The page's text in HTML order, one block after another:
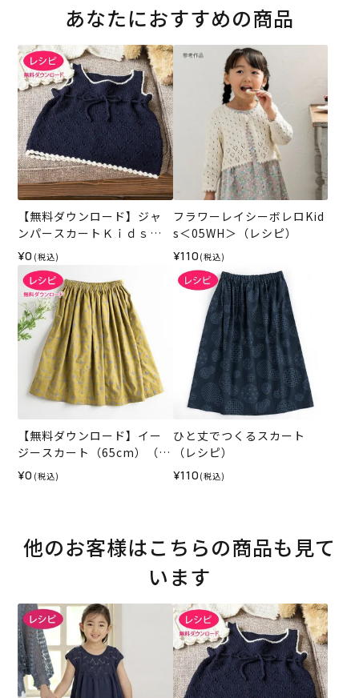
あなたにおすすめの商品
【無料ダウンロード】ジャ
ンパースカートＫｉｄｓ
（レシピ）
¥0 (税込)
フラワーレイシーボレロKid
s＜05WH＞（レシピ）
¥110 (税込)
【無料ダウンロード】イー
ジースカート（65cm）（レ
シピ）
¥0 (税込)
ひと丈でつくるスカート
（レシピ）
¥110 (税込)
他のお客様はこちらの商品も見て
います